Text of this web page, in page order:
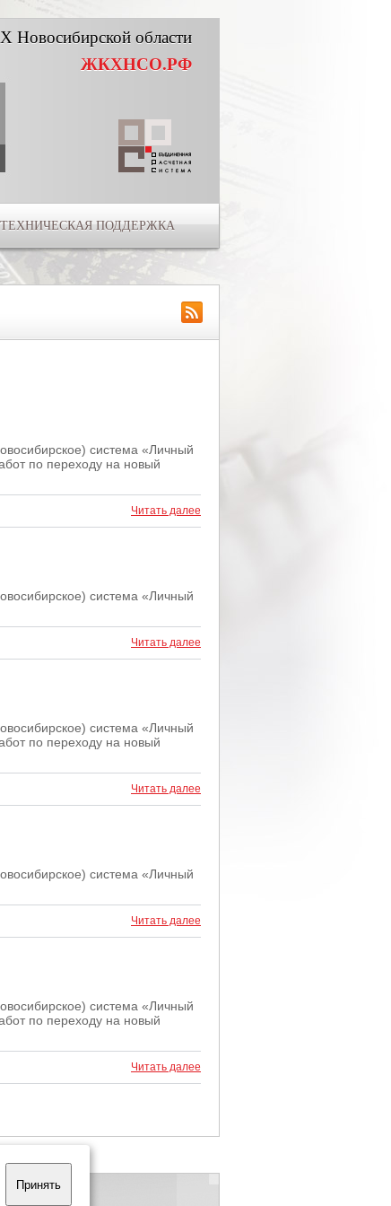
Новосибирской области
ЖКХНСО.РФ
ТЕХНИЧЕСКАЯ ПОДДЕРЖКА
система «Личный
по переходу на новый
Читать далее
система «Личный
Читать далее
система «Личный
по переходу на новый
Читать далее
система «Личный
Читать далее
система «Личный
по переходу на новый
Читать далее
Принять